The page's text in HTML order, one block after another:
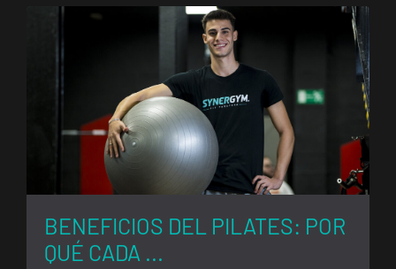
BENEFICIOS DEL PILATES: POR
QUÉ CADA ...